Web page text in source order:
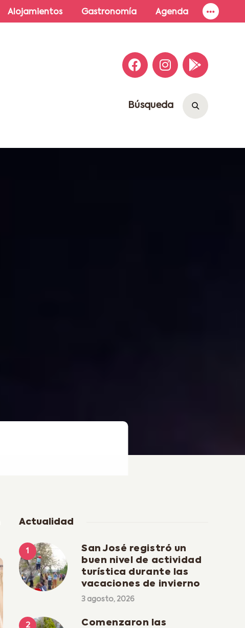
Alojamientos Gastronomía Agenda
Búsqueda
Actualidad
San José registró un
buen nivel de actividad
turística durante las
vacaciones de invierno
3 agosto, 2026
Comenzaron las